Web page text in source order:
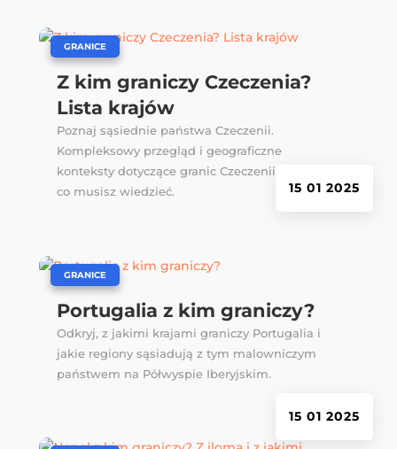
Z kim graniczy Czeczenia?
Lista krajów
15 01 2025
GRANICE
Poznaj sąsiednie państwa Czeczenii.
Kompleksowy przegląd i geograficzne
konteksty dotyczące granic Czeczenii. Wszystko,
co musisz wiedzieć.
Portugalia z kim graniczy?
15 01 2025
GRANICE
Odkryj, z jakimi krajami graniczy Portugalia i
jakie regiony sąsiadują z tym malowniczym
państwem na Półwyspie Iberyjskim.